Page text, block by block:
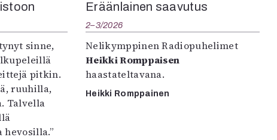
sinne,
pitkin.
ruuhilla,
Talvella
Eräänlainen saavutus
2–3/2026
Nelikymppinen Radiopuhelimet
Heikki Romppaisen
haastateltavana.
Heikki Romppainen